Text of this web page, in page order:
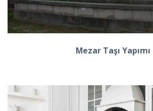
Mezar Taşı Yapımı